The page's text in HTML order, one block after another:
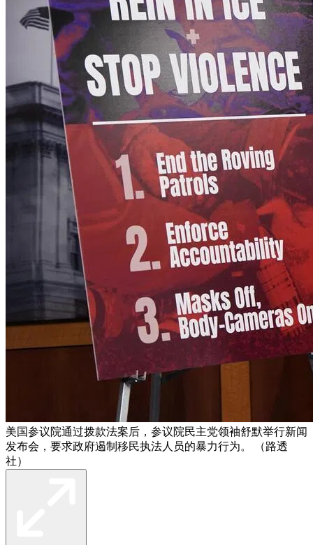
美国参议院通过拨款法案后，参议院民主党领袖舒默举行新闻
发布会，要求政府遏制移民执法人员的暴力行为。 （路透
社）